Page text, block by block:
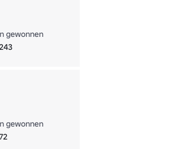
gewonnen
gewonnen